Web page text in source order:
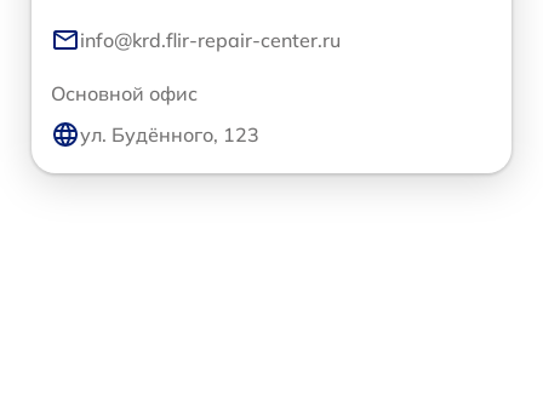
info@krd.flir-repair-center.ru
Основной офис
ул. Будённого, 123